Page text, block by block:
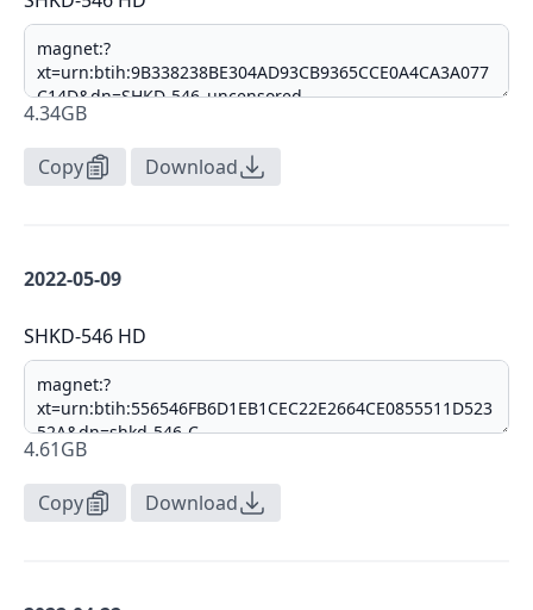
4.34GB
Copy Download
2022-05-09
SHKD-546 HD
4.61GB
Copy Download